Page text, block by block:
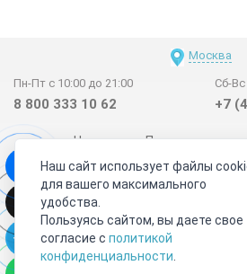
Москва
Пн-Пт с 10:00 до 21:00
8 800 333 10 62
Сб-Вс
+7
Новинки Поставщикам
Договор-оферта
О нас
Отзывы покупателей
Обратная связь
Видео о камнях
Max
Наш сайт использует файлы
для вашего максимального
удобства.
Пользуясь сайтом, вы даете свое
согласие с политикой
конфиденциальности